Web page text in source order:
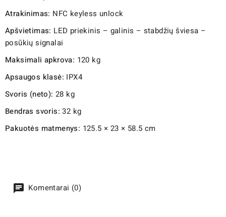
Atrakinimas: NFC keyless unlock
Apšvietimas: LED priekinis – galinis – stabdžių šviesa –
posūkių signalai
Maksimali apkrova: 120 kg
Apsaugos klasė: IPX4
Svoris (neto): 28 kg
Bendras svoris: 32 kg
Pakuotės matmenys: 125.5 × 23 × 58.5 cm
Komentarai (0)